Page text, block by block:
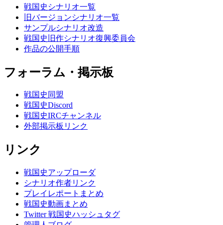
戦国史シナリオ一覧
旧バージョンシナリオ一覧
サンプルシナリオ改造
戦国史旧作シナリオ復興委員会
作品の公開手順
フォーラム・掲示板
戦国史同盟
戦国史Discord
戦国史IRCチャンネル
外部掲示板リンク
リンク
戦国史アップローダ
シナリオ作者リンク
プレイレポートまとめ
戦国史動画まとめ
Twitter 戦国史ハッシュタグ